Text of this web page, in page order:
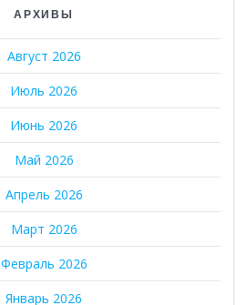
АРХИВЫ
Август 2026
Июль 2026
Июнь 2026
Май 2026
Апрель 2026
Март 2026
Февраль 2026
Январь 2026